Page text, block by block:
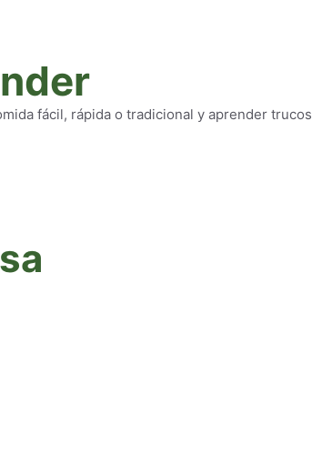
fácil, rápida o tradicional y aprender trucos